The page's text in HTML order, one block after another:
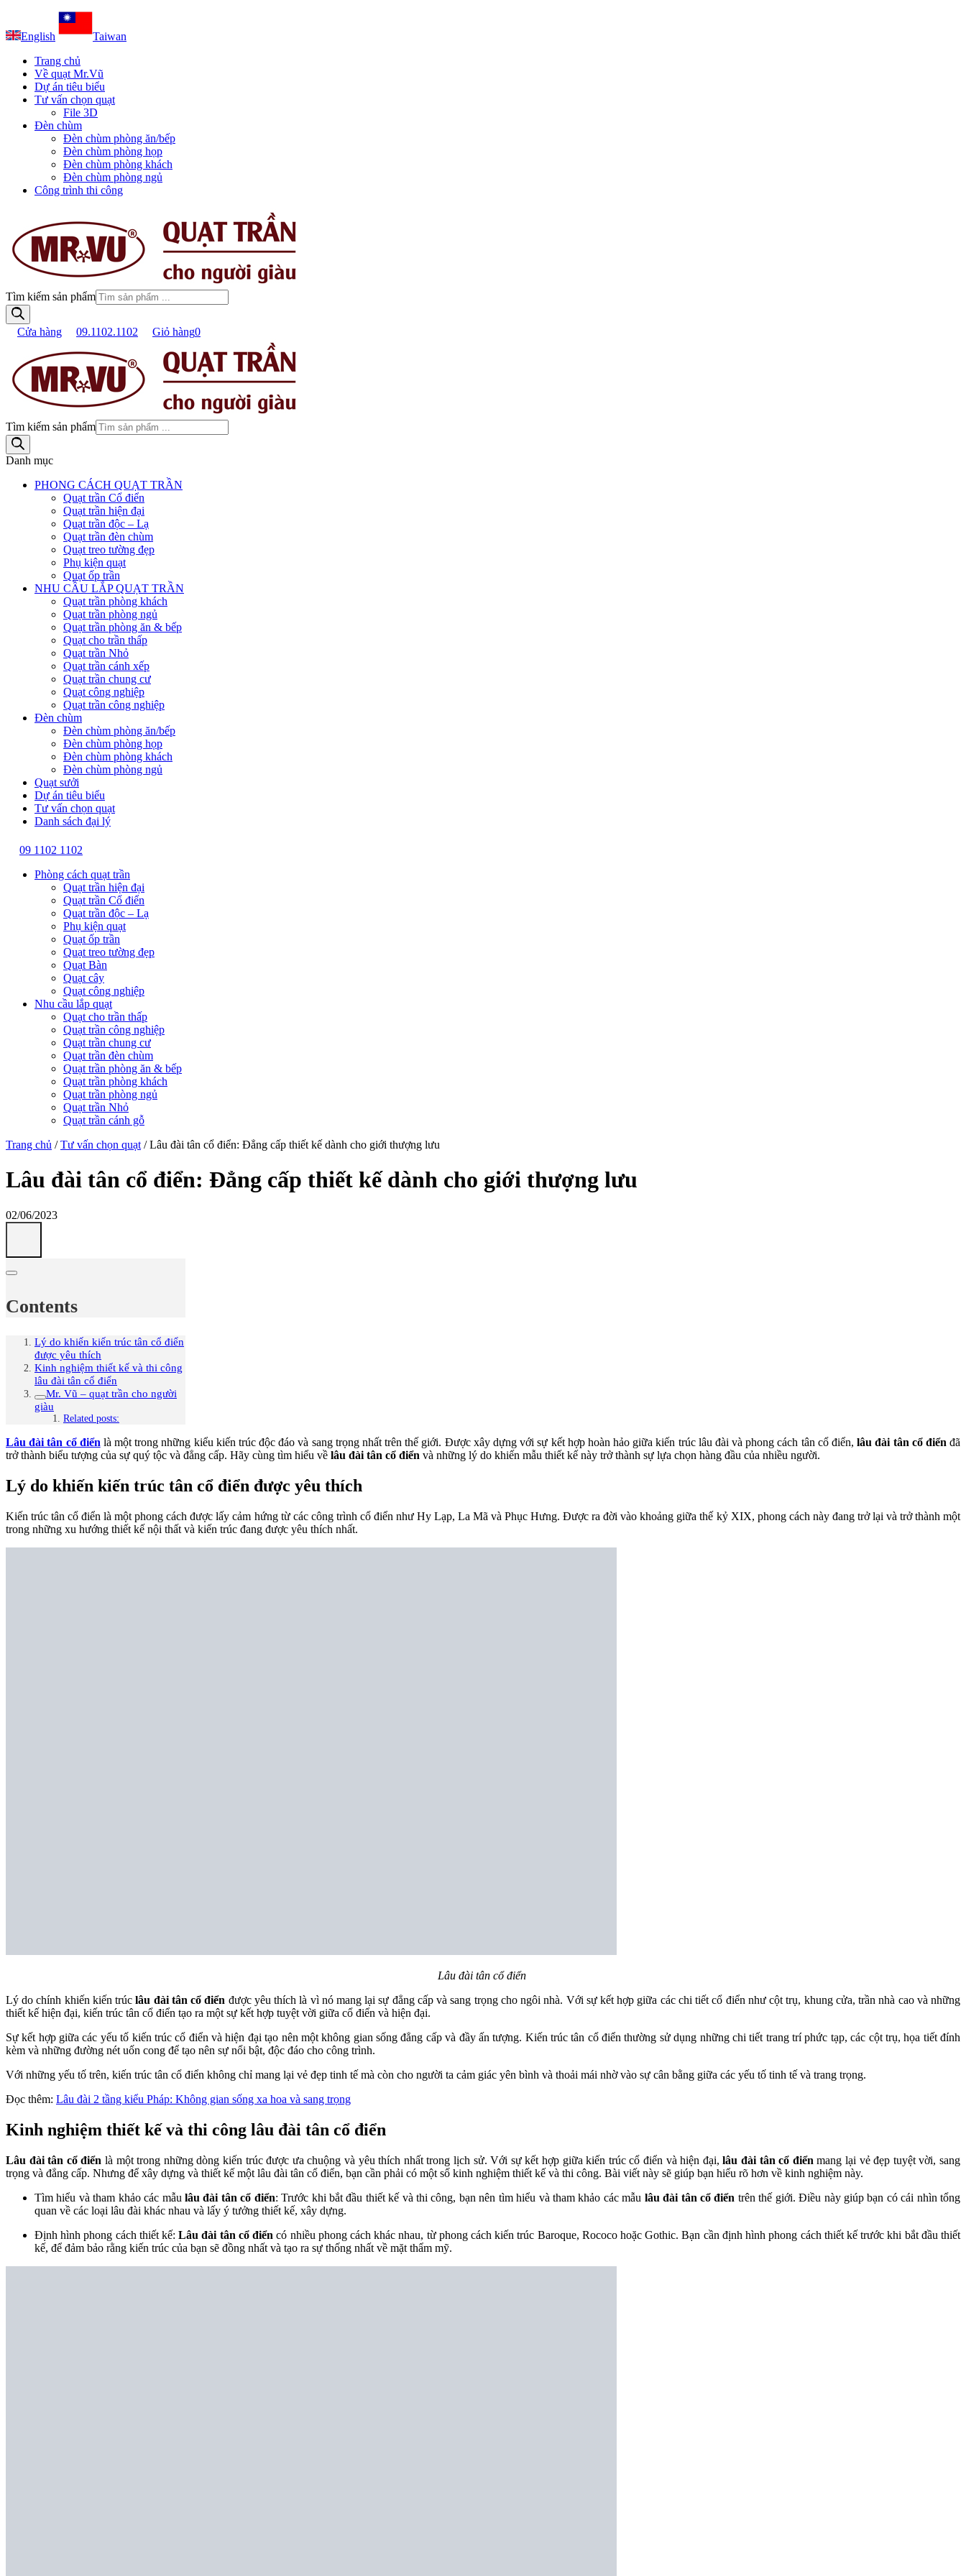
English
Taiwan
Trang chủ
Về quạt Mr.Vũ
Dự án tiêu biểu
Tư vấn chọn quạt
File 3D
Đèn chùm
Đèn chùm phòng ăn/bếp
Đèn chùm phòng họp
Đèn chùm phòng khách
Đèn chùm phòng ngủ
Công trình thi công
Tìm kiếm sản phẩm
Cửa hàng 09.1102.1102 Giỏ hàng0
Tìm kiếm sản phẩm
Danh mục
PHONG CÁCH QUẠT TRẦN
Quạt trần Cổ điển
Quạt trần hiện đại
Quạt trần độc – Lạ
Quạt trần đèn chùm
Quạt treo tường đẹp
Phụ kiện quạt
Quạt ốp trần
NHU CẦU LẮP QUẠT TRẦN
Quạt trần phòng khách
Quạt trần phòng ngủ
Quạt trần phòng ăn & bếp
Quạt cho trần thấp
Quạt trần Nhỏ
Quạt trần cánh xếp
Quạt trần chung cư
Quạt công nghiệp
Quạt trần công nghiệp
Đèn chùm
Đèn chùm phòng ăn/bếp
Đèn chùm phòng họp
Đèn chùm phòng khách
Đèn chùm phòng ngủ
Quạt sưởi
Dự án tiêu biểu
Tư vấn chọn quạt
Danh sách đại lý
09 1102 1102
Phòng cách quạt trần
Quạt trần hiện đại
Quạt trần Cổ điển
Quạt trần độc – Lạ
Phụ kiện quạt
Quạt ốp trần
Quạt treo tường đẹp
Quạt Bàn
Quạt cây
Quạt công nghiệp
Nhu cầu lắp quạt
Quạt cho trần thấp
Quạt trần công nghiệp
Quạt trần chung cư
Quạt trần đèn chùm
Quạt trần phòng ăn & bếp
Quạt trần phòng khách
Quạt trần phòng ngủ
Quạt trần Nhỏ
Quạt trần cánh gỗ
Trang chủ /Tư vấn chọn quạt /Lâu đài tân cổ điển: Đẳng cấp thiết kế dành cho giới thượng lưu
Lâu đài tân cổ điển: Đẳng cấp thiết kế dành cho giới thượng lưu
02/06/2023
Contents
Lý do khiến kiến trúc tân cổ điển
được yêu thích
Kinh nghiệm thiết kế và thi công
lâu đài tân cổ điển
Mr. Vũ – quạt trần cho người
giàu
Related posts:
Lâu đài tân cổ điển là một trong những kiểu kiến trúc độc đáo và sang trọng nhất trên thế giới. Được xây dựng với sự kết hợp hoàn hảo giữa kiến trúc lâu đài và phong cách tân cổ điển,lâu đài tân cổ điển đã
trở thành biểu tượng của sự quý tộc và đẳng cấp. Hãy cùng tìm hiểu về lâu đài tân cổ điển và những lý do khiến mẫu thiết kế này trở thành sự lựa chọn hàng đầu của nhiều người.
Lý do khiến kiến trúc tân cổ điển được yêu thích
Kiến trúc tân cổ điển là một phong cách được lấy cảm hứng từ các công trình cổ điển như Hy Lạp, La Mã và Phục Hưng. Được ra đời vào khoảng giữa thế kỷ XIX, phong cách này đang trở lại và trở thành một
trong những xu hướng thiết kế nội thất và kiến trúc đang được yêu thích nhất.
Lâu đài tân cổ điển
Lý do chính khiến kiến trúclâu đài tân cổ điển được yêu thích là vì nó mang lại sự đẳng cấp và sang trọng cho ngôi nhà. Với sự kết hợp giữa các chi tiết cổ điển như cột trụ, khung cửa, trần nhà cao và những
thiết kế hiện đại, kiến trúc tân cổ điển tạo ra một sự kết hợp tuyệt vời giữa cổ điển và hiện đại.
Sự kết hợp giữa các yếu tố kiến trúc cổ điển và hiện đại tạo nên một không gian sống đẳng cấp và đầy ấn tượng. Kiến trúc tân cổ điển thường sử dụng những chi tiết trang trí phức tạp, các cột trụ, họa tiết đính
kèm và những đường nét uốn cong để tạo nên sự nổi bật, độc đáo cho công trình.
Với những yếu tố trên, kiến trúc tân cổ điển không chỉ mang lại vẻ đẹp tinh tế mà còn cho người ta cảm giác yên bình và thoải mái nhờ vào sự cân bằng giữa các yếu tố tinh tế và trang trọng.
Đọc thêm: Lâu đài 2 tầng kiểu Pháp: Không gian sống xa hoa và sang trọng
Kinh nghiệm thiết kế và thi công lâu đài tân cổ điển
Lâu đài tân cổ điển là một trong những dòng kiến trúc được ưa chuộng và yêu thích nhất trong lịch sử. Với sự kết hợp giữa kiến trúc cổ điển và hiện đại,lâu đài tân cổ điểnmang lại vẻ đẹp tuyệt vời, sang
trọng và đẳng cấp. Nhưng để xây dựng và thiết kế một lâu đài tân cổ điển, bạn cần phải có một số kinh nghiệm thiết kế và thi công. Bài viết này sẽ giúp bạn hiểu rõ hơn về kinh nghiệm này.
Tìm hiểu và tham khảo các mẫu lâu đài tân cổ điển: Trước khi bắt đầu thiết kế và thi công, bạn nên tìm hiểu và tham khảo các mẫu lâu đài tân cổ điển trên thế giới. Điều này giúp bạn có cái nhìn tổng
quan về các loại lâu đài khác nhau và lấy ý tưởng thiết kế, xây dựng.
Định hình phong cách thiết kế:Lâu đài tân cổ điển có nhiều phong cách khác nhau, từ phong cách kiến trúc Baroque, Rococo hoặc Gothic. Bạn cần định hình phong cách thiết kế trước khi bắt đầu thiết
kế, để đảm bảo rằng kiến trúc của bạn sẽ đồng nhất và tạo ra sự thống nhất về mặt thẩm mỹ.